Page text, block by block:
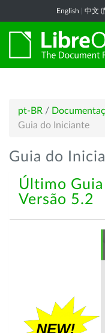
English 中文 (
pt-BR /
Guia do Iniciante
Guia do
Último
Versão 5.2